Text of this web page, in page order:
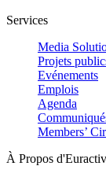
Services
Media
Projets
Evénements
Emplois
Agenda
Members’
À Propos d'Euractiv